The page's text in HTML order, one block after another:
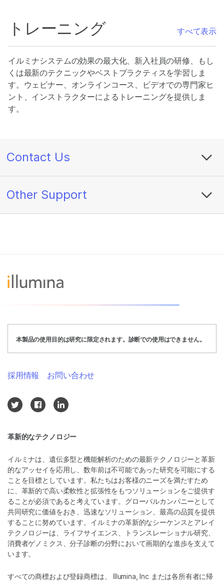
トレーニング すべて表示
イルミナシステムの効果の最大化、新入社員の研修、もし
くは最新のテクニックやベストプラクティスを学習しま
す。ウェビナー、オンラインコース、ビデオでの専門家ヒ
ント、インストラクターによるトレーニングを提供しま
す。
Contact Us
Other Support
本製品の使用目的は研究に限定されます。診断での使用はできません。
革新的なテクノロジー
イルミナは、遺伝多型と機能解析のための最新テクノロジーと革新
的なアッセイを応用し、数年前は不可能であった研究を可能にする
ことを目標としています。私たちはお客様のニーズを満たすため
に、革新的で高い柔軟性と拡張性をもつソリューションをご提供す
ることが必須であると考えています。グローバルカンパニーとして
共同研究に価値をおき、迅速なソリューション、最高の品質を提供
することに努めています。イルミナの革新的なシーケンスとアレイ
テクノロジーは、ライフサイエンス、トランスレーショナル研究、
消費者ゲノミクス、分子診断の分野において画期的な進歩を支えて
います。
すべての商標および登録商標は、 Illumina, Inc または各所有者に帰
採用情報 お問い合わせ